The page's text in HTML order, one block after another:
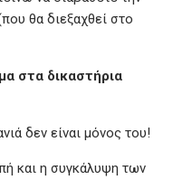
θα διεξαχθεί στο
στα δικαστήρια
δεν είναι μόνος του!
και η συγκάλυψη των